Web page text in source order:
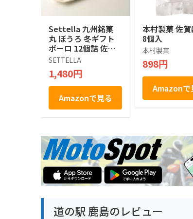
Settella 九州銘菓
丸 ぼうろ 冬ギフト
ボーロ 12個詰 佐賀
お菓子 和菓子ギフト
プレゼント
SETTELLA
1,480円
Amazonで見る
本村製菓 佐賀
8個入
本村製菓
898円
Amazonで
道の駅 鹿島のレビュー